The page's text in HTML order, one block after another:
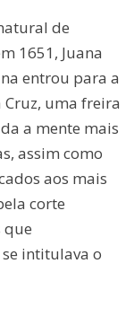
de
1651, Juana
entrou para a
Cruz, uma freira
a mente mais
assim como
aos mais
corte
que
intitulava o